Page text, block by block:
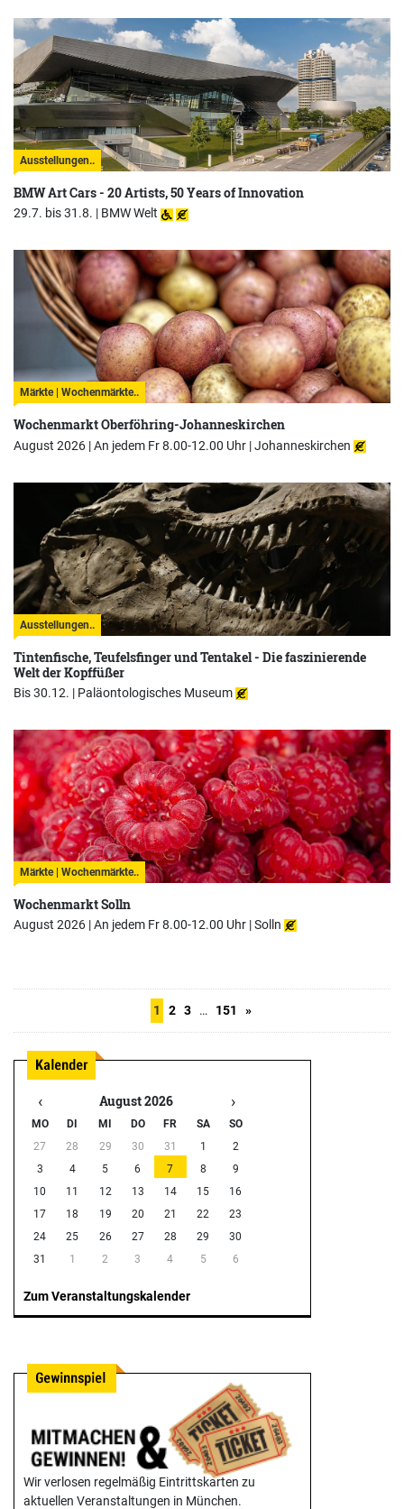
Ausstellungen..
BMW Art Cars - 20 Artists, 50 Years of Innovation
29.7. bis 31.8. | BMW Welt
Märkte | Wochenmärkte..
Wochenmarkt Oberföhring-Johanneskirchen
August 2026 | An jedem Fr 8.00-12.00 Uhr |Johanneskirchen
Ausstellungen..
Tintenfische, Teufelsfinger und Tentakel - Die faszinierende
Welt der Kopffüßer
Bis 30.12. | Paläontologisches Museum
Märkte | Wochenmärkte..
Wochenmarkt Solln
August 2026 | An jedem Fr 8.00-12.00 Uhr |Solln
1 2 3 … 151 »
‹ August 2026 ›
MO DI MI DO FR SA
SO
27
28 29 30 31 1
2
3
4 5 6 7 8
9
10
11 12 13 14 15
16
17
18 19 20 21 22
23
24
25 26 27 28 29
30
31
1 2 3 4 5 6
Zum Veranstaltungskalender
Wir verlosen regelmäßig Eintrittskarten zu
aktuellen Veranstaltungen in München.